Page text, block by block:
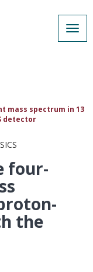
mass spectrum in 13
detector
four-
the